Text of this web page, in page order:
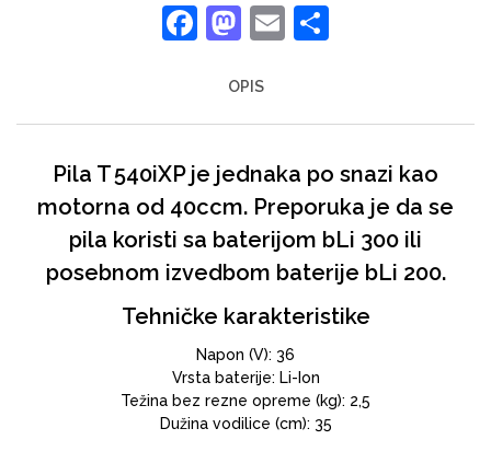
Facebook
Mastodon
Email
OPIS
Pila T 540iXP je jednaka po snazi kao
motorna od 40ccm. Preporuka je da se
pila koristi sa baterijom bLi 300 ili
posebnom izvedbom baterije bLi 200.
Tehničke karakteristike
Napon (V): 36
Vrsta baterije: Li-Ion
Težina bez rezne opreme (kg): 2,5
Dužina vodilice (cm): 35